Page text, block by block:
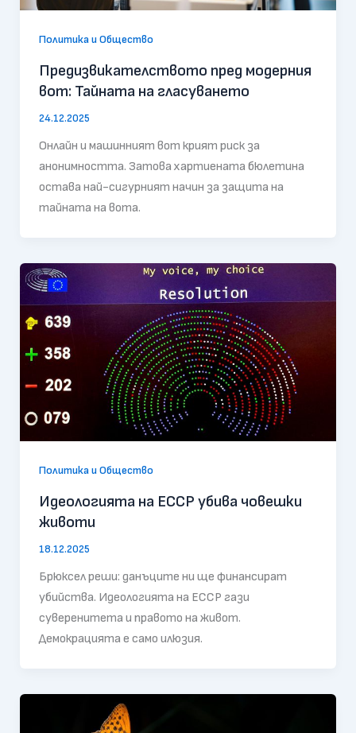
Политика и Общество
Предизвикателството пред модерния
вот: Тайната на гласуването
24.12.2025
Онлайн и машинният вот крият риск за
анонимността. Затова хартиената бюлетина
остава най-сигурният начин за защита на
тайната на вота.
Политика и Общество
Идеологията на ЕССР убива човешки
животи
18.12.2025
Брюксел реши: данъците ни ще финансират
убийства. Идеологията на ЕССР гази
суверенитета и правото на живот.
Демокрацията е само илюзия.